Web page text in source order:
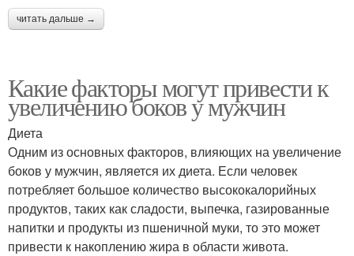
читать дальше →
Какие факторы могут привести к
увеличению боков у мужчин
Диета
Одним из основных факторов, влияющих на увеличение
боков у мужчин, является их диета. Если человек
потребляет большое количество высококалорийных
продуктов, таких как сладости, выпечка, газированные
напитки и продукты из пшеничной муки, то это может
привести к накоплению жира в области живота.